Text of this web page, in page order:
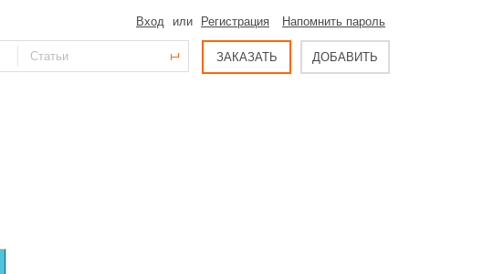
Вход или Регистрация Напомнить пароль
ЗАКАЗАТЬ ДОБАВИТЬ